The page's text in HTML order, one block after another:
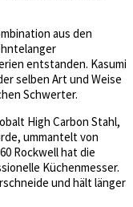
aus den
entstanden. Kasumi
selben Art und Weise
Schwerter.
High Carbon Stahl,
ummantelt von
Rockwell hat die
Küchenmesser.
und hält länger